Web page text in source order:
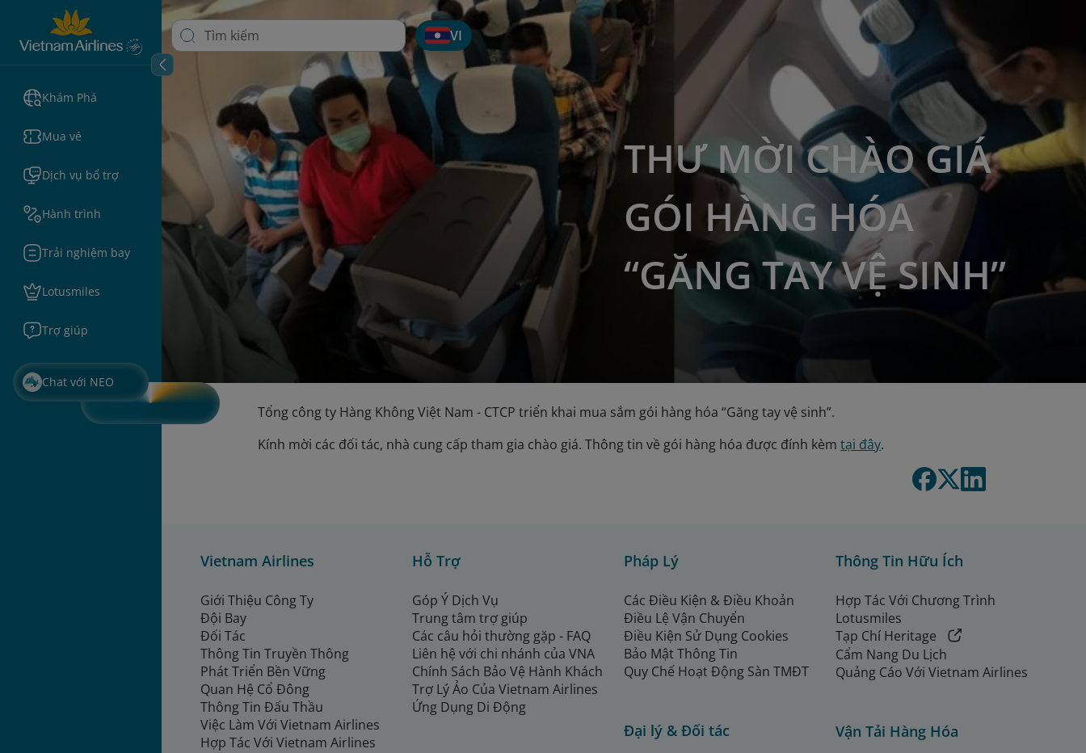
Khám Phá
Mua vé
Dịch vụ bổ trợ
Hành trình
Trải nghiệm bay
Lotusmiles
Trợ giúp
Chat với NEO
VI
THƯ MỜI CHÀO GIÁ
GÓI HÀNG HÓA
“GĂNG TAY VỆ SINH”
Tổng công ty Hàng Không Việt Nam - CTCP triển khai mua sắm gói hàng hóa “Găng tay vệ sinh”.
Kính mời các đối tác, nhà cung cấp tham gia chào giá. Thông tin về gói hàng hóa được đính kèmtại đây.
Vietnam Airlines
Giới Thiệu Công Ty
Đội Bay
Đối Tác
Thông Tin Truyền Thông
Phát Triển Bền Vững
Quan Hệ Cổ Đông
Thông Tin Đấu Thầu
Việc Làm Với Vietnam Airlines
Hợp Tác Với Vietnam Airlines
Hỗ Trợ
Góp Ý Dịch Vụ
Trung tâm trợ giúp
Các câu hỏi thường gặp - FAQ
Liên hệ với chi nhánh của VNA
Chính Sách Bảo Vệ Hành Khách
Trợ Lý Ảo Của Vietnam Airlines
Ứng Dụng Di Động
Pháp Lý
Các Điều Kiện & Điều Khoản
Điều Lệ Vận Chuyển
Điều Kiện Sử Dụng Cookies
Bảo Mật Thông Tin
Quy Chế Hoạt Động Sàn TMĐT
Đại lý & Đối tác
Thông Tin Hữu Ích
Hợp Tác Với Chương Trình
Lotusmiles
Tạp Chí Heritage
Cẩm Nang Du Lịch
Quảng Cáo Với Vietnam Airlines
Vận Tải Hàng Hóa